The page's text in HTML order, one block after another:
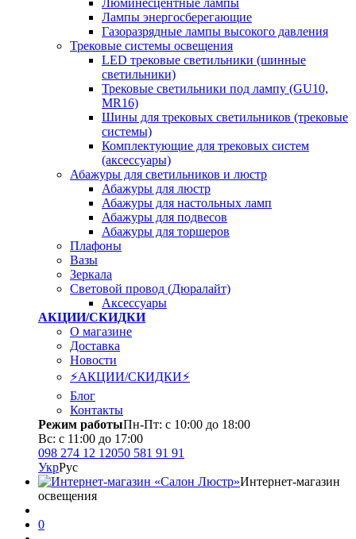
Люминесцентные лампы
Лампы энергосберегающие
Газоразрядные лампы высокого давления
Трековые системы освещения
LED трековые светильники (шинные
светильники)
Трековые светильники под лампу (GU10,
MR16)
Шины для трековых светильников (трековые
системы)
Комплектующие для трековых систем
(аксессуары)
Абажуры для светильников и люстр
Абажуры для люстр
Абажуры для настольных ламп
Абажуры для подвесов
Абажуры для торшеров
Плафоны
Вазы
Зеркала
Световой провод (Дюралайт)
Аксессуары
АКЦИИ/СКИДКИ
О магазине
Доставка
Новости
⚡АКЦИИ/СКИДКИ⚡
Блог
Контакты
Режим работыПн-Пт: с 10:00 до 18:00
Вс: с 11:00 до 17:00
098 274 12 12050 581 91 91
УкрРус
Интернет-магазин
освещения
0